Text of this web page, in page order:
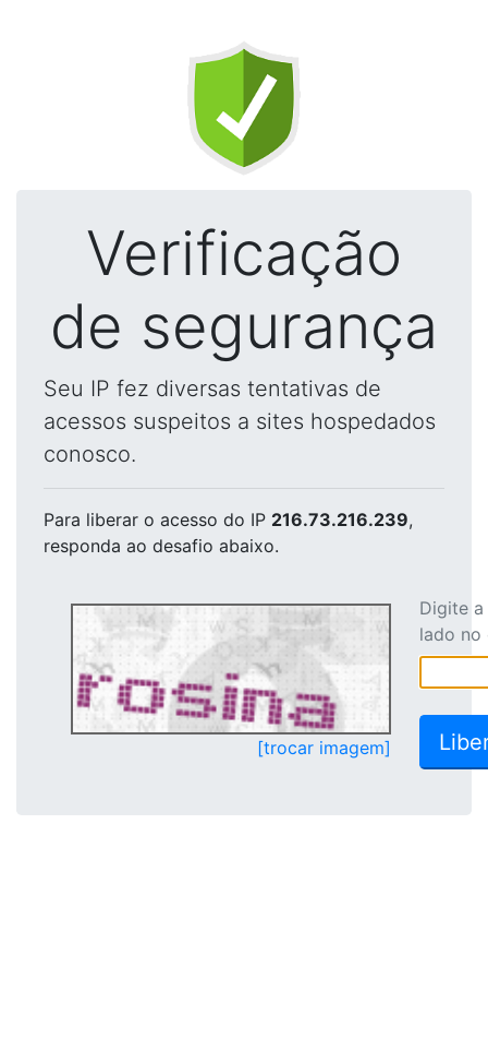
Verificação
de segurança
Seu IP fez diversas tentativas de
acessos suspeitos a sites hospedados
conosco.
Para liberar o acesso do IP 216.73.216.239,
responda ao desafio abaixo.
[trocar imagem]
Digite
lado no